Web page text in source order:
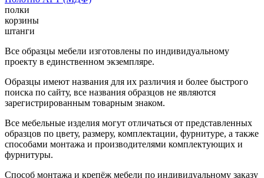
полки
корзины
штанги
Все образцы мебели изготовлены по индивидуальному
проекту в единственном экземпляре.
Образцы имеют названия для их различия и более быстрого
поиска по сайту, все названия образцов не являются
зарегистрированным товарным знаком.
Все мебельные изделия могут отличаться от представленных
образцов по цвету, размеру, комплектации, фурнитуре, а также
способами монтажа и производителями комплектующих и
фурнитуры.
Способ монтажа и крепёж мебели по индивидуальному заказу